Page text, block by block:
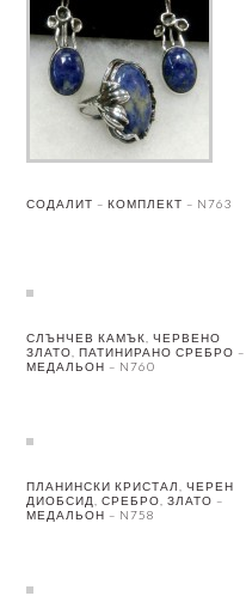
СОДАЛИТ – КОМПЛЕКТ – N763
СЛЪНЧЕВ КАМЪК, ЧЕРВЕНО
ЗЛАТО, ПАТИНИРАНО СРЕБРО –
МЕДАЛЬОН – N760
ПЛАНИНСКИ КРИСТАЛ, ЧЕРЕН
ДИОБСИД, СРЕБРО, ЗЛАТО –
МЕДАЛЬОН – N758